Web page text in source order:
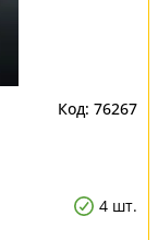
76267
4 шт.